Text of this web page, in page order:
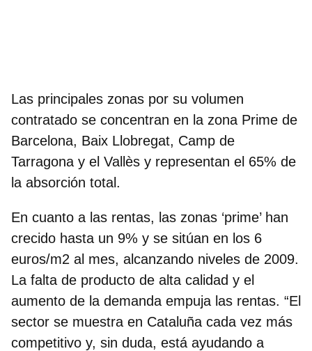
Las principales zonas por su volumen
contratado se concentran en la zona Prime de
Barcelona, Baix Llobregat, Camp de
Tarragona y el Vallès y representan el 65% de
la absorción total.
En cuanto a las rentas, las zonas ‘prime’ han
crecido hasta un 9% y se sitúan en los 6
euros/m2 al mes, alcanzando niveles de 2009.
La falta de producto de alta calidad y el
aumento de la demanda empuja las rentas. “El
sector se muestra en Cataluña cada vez más
competitivo y, sin duda, está ayudando a